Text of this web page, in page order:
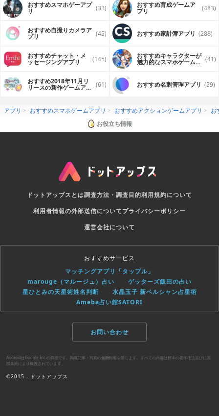
おすすめスマホゲーアプ
リ (33) おすすめ育成ゲームア
プリ (483)
おすすめ自撮りカメラア
プリ (45) おすすめ家計簿アプリ (288)
おすすめチャット・メ
ッセージングアプリ (145) おすすめキャラクターが
魅力的なスマホゲームア (41)
おすすめ2018年11月リ
リースの新作ゲームアプ (61) おすすめ名刺管理アプリ (59)
アプリ おすすめスマホゲームアプリ おすすめアクションゲームアプリ
お
お役立ち情報
ドットアップスとは調査方法・調査目的利用規約について
利用者情報の外部送信についてプライバシーポリシー
運営会社について
おすすめサービス
マッチングアプリ「タップル」
marouge（マルージュ）占い
ゲッターズ飯田の占い
星ひとみの天星術姓名判断
水晶玉子 新ペルシャン占星術
Ameba占い館SATORI
お問い合わせ
AndroidはGoogle Inc.の商標です。掲載記事・写真の無断転載を禁じます。すべての内容は日本の著作権法並びに国
際条約により保護されています。
©2015 - ドットアップス